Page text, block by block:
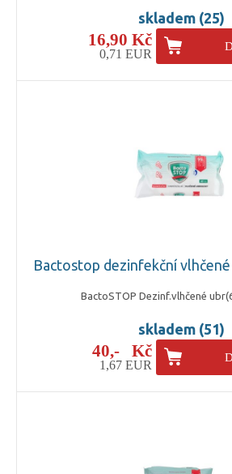
skladem (25)
16,90 Kč
0,71 EUR
Bactostop dezinfekční
BactoSTOP Dezinf.vlhčené
skladem (51)
40,- Kč
1,67 EUR